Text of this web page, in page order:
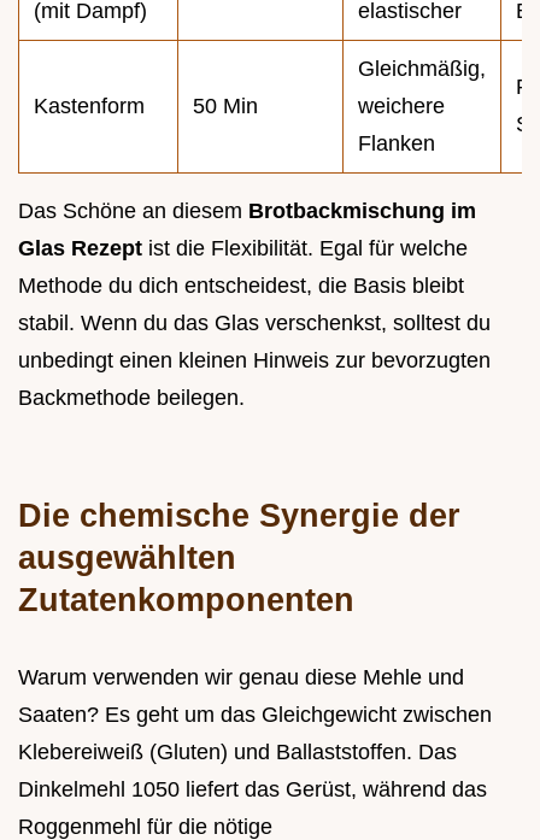
(mit Dampf)
elastischer
Kastenform 50 Min
Gleichmäßig,
weichere
Flanken
Das Schöne an diesem Brotbackmischung im
Glas Rezept ist die Flexibilität. Egal für welche
Methode du dich entscheidest, die Basis bleibt
stabil. Wenn du das Glas verschenkst, solltest du
unbedingt einen kleinen Hinweis zur bevorzugten
Backmethode beilegen.
Die chemische Synergie der
ausgewählten
Zutatenkomponenten
Warum verwenden wir genau diese Mehle und
Saaten? Es geht um das Gleichgewicht zwischen
Klebereiweiß (Gluten) und Ballaststoffen. Das
Dinkelmehl 1050 liefert das Gerüst, während das
Roggenmehl für die nötige